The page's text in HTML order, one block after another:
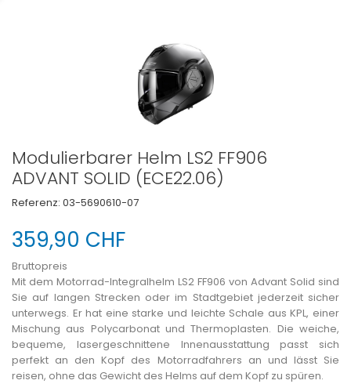
Modulierbarer Helm LS2 FF906
ADVANT SOLID (ECE22.06)
Referenz: 03-5690610-07
359,90 CHF
Bruttopreis
Mit dem Motorrad-Integralhelm LS2 FF906 von Advant Solid sind
Sie auf langen Strecken oder im Stadtgebiet jederzeit sicher
unterwegs. Er hat eine starke und leichte Schale aus KPL, einer
Mischung aus Polycarbonat und Thermoplasten. Die weiche,
bequeme, lasergeschnittene Innenausstattung passt sich
perfekt an den Kopf des Motorradfahrers an und lässt Sie
reisen, ohne das Gewicht des Helms auf dem Kopf zu spüren.